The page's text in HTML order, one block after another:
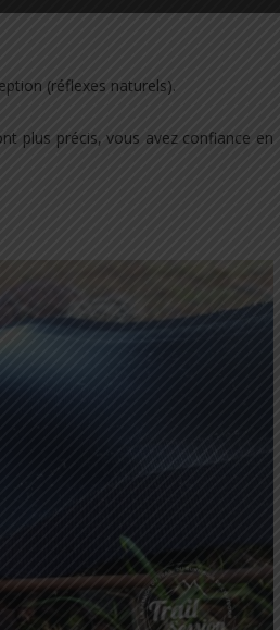
(réflexes naturels).
plus précis, vous avez confiance en